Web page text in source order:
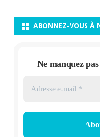
ABONNEZ-VOUS À
Ne manquez